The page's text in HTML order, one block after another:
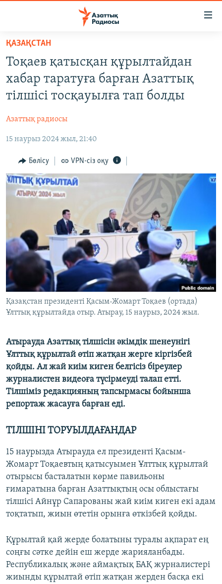
Skip
main
content
Skip
main
Navigation
Skip
Search
САЯСАТ
AZATTYQTV
АДАМ ҚҰҚЫҚТАРЫ
ӘЛЕУМЕТ
ӘЛЕМ
АРНАЙЫ ЖОБАЛАР
ЖАЗЫЛЫҢЫЗ
Басқа тілдерде
ҚАЗАҚСТАН
Тоқаев қатысқан құрылтайдан
хабар таратуға барған Азаттық
тілшісі тосқауылға тап болды
Азаттық радиосы
15 наурыз 2024 жыл, 21:40
Бөлісу VPN-сіз оқу
Қазақстан президенті Қасым-Жомарт Тоқаев (ортада)
Ұлттық құрылтайда отыр. Атырау, 15 наурыз, 2024 жыл.
Атырауда Азаттық тілшісін әкімдік шенеунігі
Ұлттық құрылтай өтіп жатқан жерге кіргізбей
қойды. Ал жай киім киген белгісіз біреулер
журналистен видеоға түсірмеуді талап етті.
Тілшіміз редакцияның тапсырмасы бойынша
репортаж жасауға барған еді.
ТІЛШІНІ ТОРУЫЛДАҒАНДАР
15 наурызда Атырауда ел президенті Қасым-
Жомарт Тоқаевтың қатысуымен Ұлттық құрылтай
отырысы басталатын көрме павильоны
ғимаратына барған Азаттықтың осы облыстағы
тілшісі Айнұр Сапарованы жай киім киген екі адам
тоқтатып, жиын өтетін орынға өткізбей қойды.
Құрылтай қай жерде болатыны туралы ақпарат ең
соңғы сәтке дейін еш жерде жарияланбады.
Республикалық және аймақтық БАҚ журналистері
жиынды құрылтай өтіп жатқан жерден басқа екі